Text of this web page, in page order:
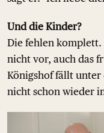
Und die Kinder?
Die fehlen
nicht vor, auch das
Königshof fällt unter
nicht schon wieder